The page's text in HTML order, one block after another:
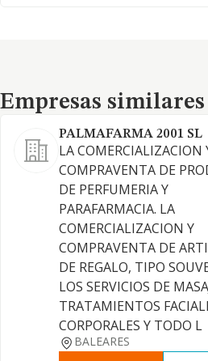
Empresas similares
Empresas similares
PALMAFARMA 2001 SL
LA COMERCIALIZACION
COMPRAVENTA DE
DE PERFUMERIA Y
PARAFARMACIA. LA
COMERCIALIZACION Y
COMPRAVENTA DE
DE REGALO, TIPO
LOS SERVICIOS DE
TRATAMIENTOS
CORPORALES Y TODO L
BALEARES